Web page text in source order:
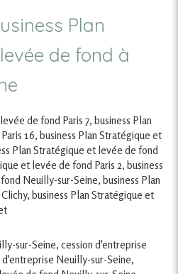
Plan
de fond à
de fond Paris 7, business Plan
16, business Plan Stratégique et
Plan Stratégique et levée de fond
et levée de fond Paris 2, business
Neuilly-sur-Seine, business Plan
, business Plan Stratégique et
sur-Seine, cession d'entreprise
d'entreprise Neuilly-sur-Seine,